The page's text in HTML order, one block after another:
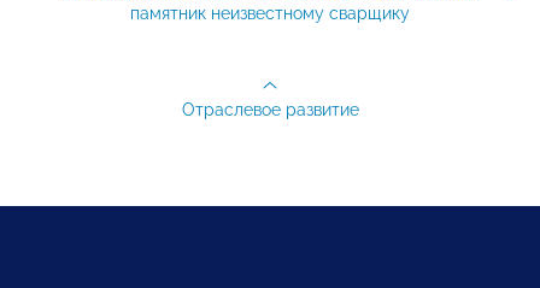
памятник неизвестному сварщику
Отраслевое развитие